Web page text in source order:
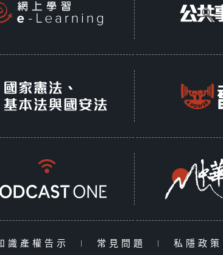
識產權告示 | 常見問題 | 私隱政策